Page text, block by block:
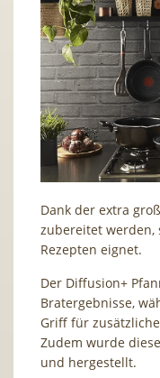
Dank der extra
zubereitet werden,
Rezepten eignet.
Der Diffusion+
Bratergebnisse,
Griff für
Zudem wurde
und hergestellt.